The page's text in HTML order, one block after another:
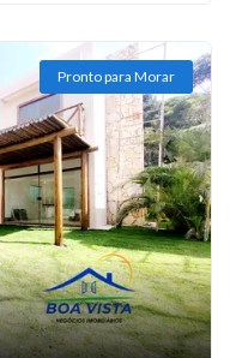
Pronto para Morar